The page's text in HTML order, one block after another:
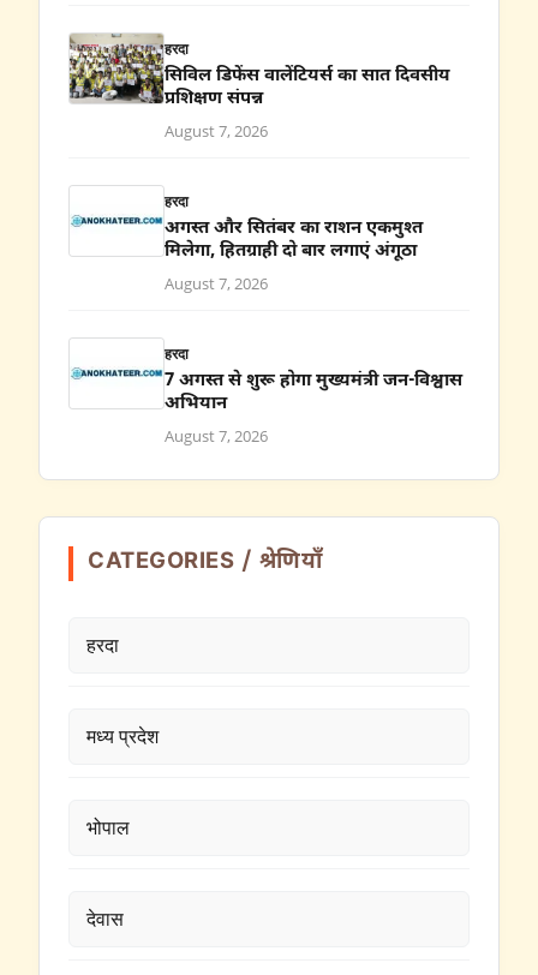
हरदा
सिविल डिफेंस वालेंटियर्स का सात दिवसीय
प्रशिक्षण संपन्न
August 7, 2026
हरदा
अगस्त और सितंबर का राशन एकमुश्त
मिलेगा, हितग्राही दो बार लगाएं अंगूठा
August 7, 2026
हरदा
7 अगस्त से शुरू होगा मुख्यमंत्री जन-विश्वास
अभियान
August 7, 2026
CATEGORIES / श्रेणियाँ
हरदा
मध्य प्रदेश
भोपाल
देवास